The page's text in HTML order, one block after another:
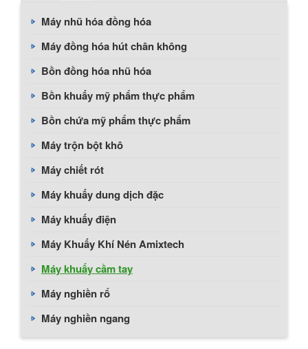
Máy nhũ hóa đồng hóa
Máy đồng hóa hút chân không
Bồn đồng hóa nhũ hóa
Bồn khuấy mỹ phẩm thực phẩm
Bồn chứa mỹ phẩm thực phẩm
Máy trộn bột khô
Máy chiết rót
Máy khuấy dung dịch đặc
Máy khuấy điện
Máy Khuấy Khí Nén Amixtech
Máy khuấy cầm tay
Máy nghiền rổ
Máy nghiền ngang